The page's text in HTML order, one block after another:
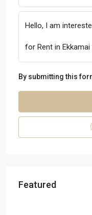
By submitting this
Featured